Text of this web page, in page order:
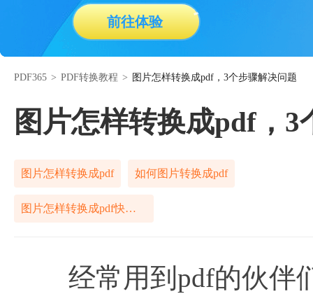
前往体验
PDF365 > PDF转换教程 > 图片怎样转换成pdf，3个步骤解决问题
图片怎样转换成pdf，3
图片怎样转换成pdf 如何图片转换成pdf
图片怎样转换成pdf快捷方式
经常用到pdf的伙伴们